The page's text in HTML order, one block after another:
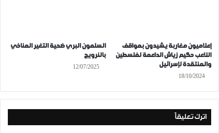
إعلاميون مغاربة يشيدون بمواقف
اللاعب حكيم زياش الداعمة لفلسطين
والمنتقدة لإسرائيل
18/10/2024
السلمون البري ضحية التغير المناخي
بالنرويج
12/07/2025
اترك تعليقاً